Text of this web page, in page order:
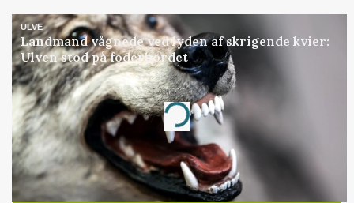
ULVE
Landmand vågnede ved lyden af skrigende kvier:
Ulven stod på foderbordet
Annonce
Loading...
Jobs